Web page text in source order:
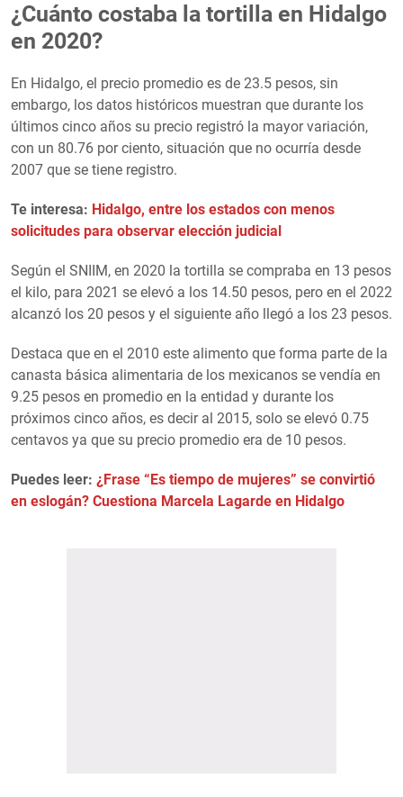
¿Cuánto costaba la tortilla en Hidalgo
en 2020?
En Hidalgo, el precio promedio es de 23.5 pesos, sin
embargo, los datos históricos muestran que durante los
últimos cinco años su precio registró la mayor variación,
con un 80.76 por ciento, situación que no ocurría desde
2007 que se tiene registro.
Te interesa: Hidalgo, entre los estados con menos
solicitudes para observar elección judicial
Según el SNIIM, en 2020 la tortilla se compraba en 13 pesos
el kilo, para 2021 se elevó a los 14.50 pesos, pero en el 2022
alcanzó los 20 pesos y el siguiente año llegó a los 23 pesos.
Destaca que en el 2010 este alimento que forma parte de la
canasta básica alimentaria de los mexicanos se vendía en
9.25 pesos en promedio en la entidad y durante los
próximos cinco años, es decir al 2015, solo se elevó 0.75
centavos ya que su precio promedio era de 10 pesos.
Puedes leer: ¿Frase “Es tiempo de mujeres” se convirtió
en eslogán? Cuestiona Marcela Lagarde en Hidalgo